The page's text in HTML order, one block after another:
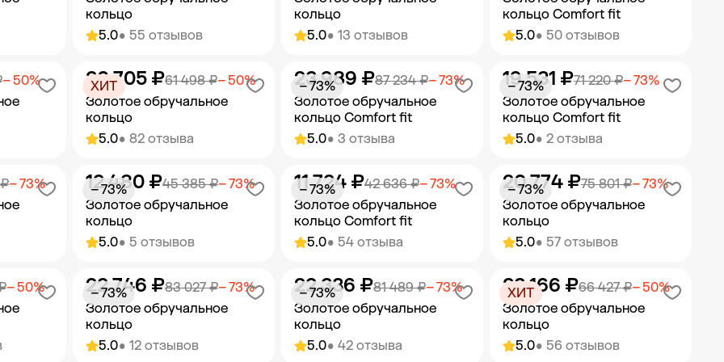
5.0• 55 отзывов
кольцо
Добавить в корзину
5.0• 13 отзывов
кольцо
Добавить в корзину
5.0• 50 отзывов
кольцо Comfort fit
Добавить в корзину
− 50%
5.0• 82 отзыва
Золотое обручальное
кольцо
61 498 ₽− 50%
30 705 ₽
ХИТ
Добавить в корзину
5.0• 3 отзыва
Золотое обручальное
кольцо Comfort fit
87 234 ₽− 73%
23 989 ₽
− 73%
Добавить в корзину
5.0• 2 отзыва
Золотое обручальное
кольцо Comfort fit
71 220 ₽− 73%
19 531 ₽
− 73%
Добавить в корзину
− 73%
5.0• 5 отзывов
Золотое обручальное
кольцо
45 385 ₽− 73%
12 480 ₽
− 73%
Добавить в корзину
5.0• 54 отзыва
Золотое обручальное
кольцо Comfort fit
42 636 ₽− 73%
11 724 ₽
− 73%
Добавить в корзину
5.0• 57 отзывов
Золотое обручальное
кольцо
75 801 ₽− 73%
20 774 ₽
− 73%
Добавить в корзину
− 50%
5.0• 12 отзывов
Золотое обручальное
кольцо
83 027 ₽− 73%
22 746 ₽
− 73%
5.0• 42 отзыва
Золотое обручальное
кольцо
81 489 ₽− 73%
22 336 ₽
− 73%
5.0• 56 отзывов
Золотое обручальное
кольцо
66 427 ₽− 50%
33 166 ₽
ХИТ